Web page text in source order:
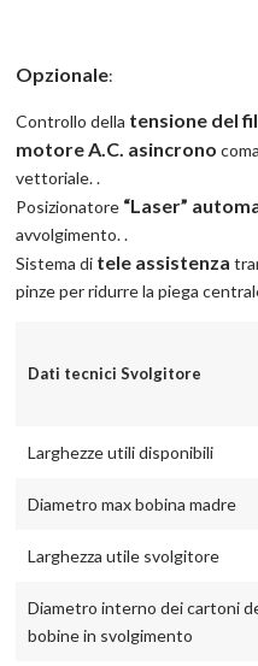
Opzionale:
Controllo della tensione del
motore A.C. asincrono
vettoriale. .
Posizionatore “Laser”
avvolgimento. .
Sistema di tele assistenza
pinze per ridurre la piega
Dati tecnici Svolgitore
Larghezze utili disponibili
Diametro max bobina madre
Larghezza utile svolgitore
Diametro interno dei cartoni
bobine in svolgimento